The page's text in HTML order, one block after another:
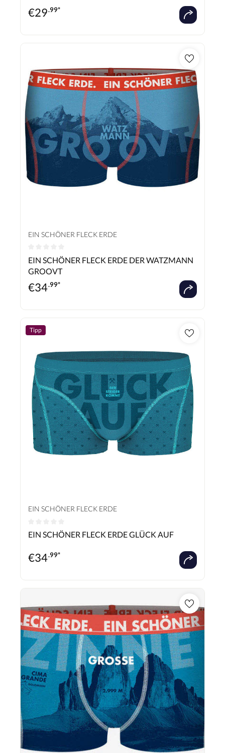
€29.99*
EIN SCHÖNER FLECK ERDE
Durchschnittliche Bewertung von 0 von 5 Sternen
EIN SCHÖNER FLECK ERDE DER WATZMANN
GROOVT
€34.99*
Tipp
EIN SCHÖNER FLECK ERDE
Durchschnittliche Bewertung von 0 von 5 Sternen
EIN SCHÖNER FLECK ERDE GLÜCK AUF
€34.99*